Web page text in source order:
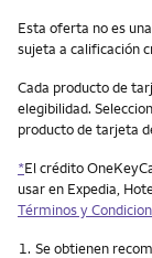
Esta oferta no es
sujeta a calificación
Cada producto de
elegibilidad.
producto de tarjeta
*El crédito
usar en Expedia,
Términos y
Nota
1. Se obtienen